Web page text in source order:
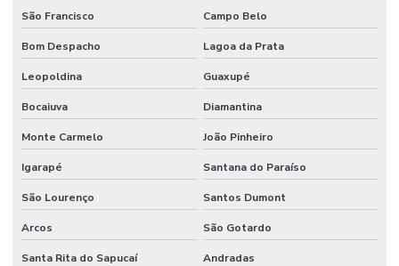
Junta Cardan Em Minas Gerais
Junta Universal
Lâmina Para Terraplanagem
Lâminas Para Nivelamento De Terrenos Em Minas Gerais
Mangueira 100r7 Alta Pressão
Mangueira 100r7 Preta
Mangueira De Alta Pressão Em Minas Gerais
Mangueira De Borracha 1 4 3 4 Para Oleos
São Francisco Campo Belo
Bom Despacho Lagoa da Prata
Leopoldina Guaxupé
Bocaiuva Diamantina
Monte Carmelo João Pinheiro
Igarapé Santana do Paraíso
São Lourenço Santos Dumont
Arcos São Gotardo
Santa Rita do Sapucaí Andradas